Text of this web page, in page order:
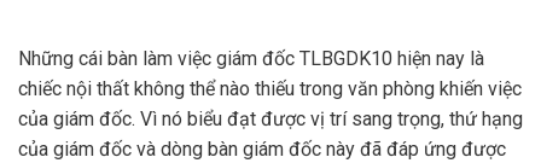
Những cái bàn làm việc giám đốc TLBGDK10 hiện nay là
chiếc nội thất không thể nào thiếu trong văn phòng khiến việc
của giám đốc. Vì nó biểu đạt được vị trí sang trọng, thứ hạng
của giám đốc và dòng bàn giám đốc này đã đáp ứng được